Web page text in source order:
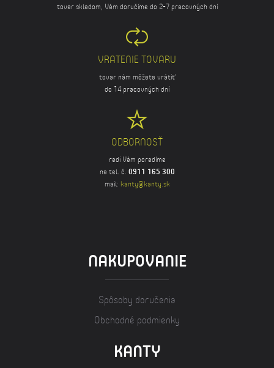
tovar skladom, Vám doručíme do 2-7 pracovných dní
VRATENIE TOVARU
tovar nám môžete vrátiť
do 14 pracovných dní
ODBORNOSŤ
radi Vám poradíme
na tel. č. 0911 165 300
mail: kanty@kanty.sk
NAKUPOVANIE
Spôsoby doručenia
Obchodné podmienky
KANTY